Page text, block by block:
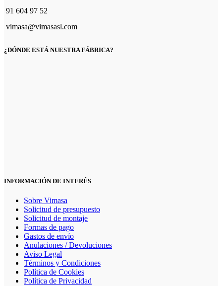
91 604 97 52
vimasa@vimasasl.com
¿DÓNDE ESTÁ NUESTRA FÁBRICA?
INFORMACIÓN DE INTERÉS
Sobre Vimasa
Solicitud de presupuesto
Solicitud de montaje
Formas de pago
Gastos de envío
Anulaciones / Devoluciones
Aviso Legal
Términos y Condiciones
Política de Cookies
Política de Privacidad